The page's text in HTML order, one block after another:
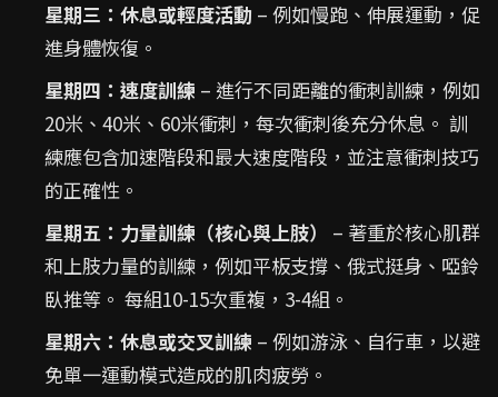
星期三：休息或輕度活動 – 例如慢跑、伸展運動，促
進身體恢復。
星期四：速度訓練 – 進行不同距離的衝刺訓練，例如
20米、40米、60米衝刺，每次衝刺後充分休息。 訓
練應包含加速階段和最大速度階段，並注意衝刺技巧
的正確性。
星期五：力量訓練（核心與上肢）
– 著重於核心肌群
和上肢力量的訓練，例如平板支撐、俄式挺身、啞鈴
臥推等。 每組10-15次重複，3-4組。
星期六：休息或交叉訓練 – 例如游泳、自行車，以避
免單一運動模式造成的肌肉疲勞。